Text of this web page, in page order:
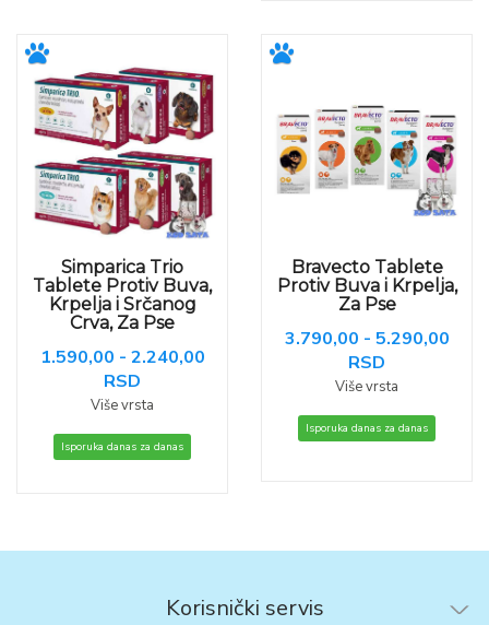
Simparica Trio
Tablete Protiv Buva,
Krpelja i Srčanog
Crva, Za Pse
1.590,00 - 2.240,00
RSD
Više vrsta
Isporuka danas za danas
Bravecto Tablete
Protiv Buva i Krpelja,
Za Pse
3.790,00 - 5.290,00
RSD
Više vrsta
Isporuka danas za danas
Korisnički servis